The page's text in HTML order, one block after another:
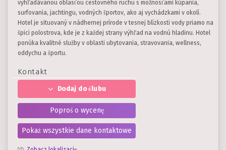
vyhľadávanou oblasťou cestovného ruchu s možnosťami kúpania,
surfovania, jachtingu, vodných športov, ako aj vychádzkami v okolí.
Hotel je situovaný v nádhernej prírode v tesnej blízkosti vody priamo na
špici polostrova, kde je z každej strany výhľad na vodnú hladinu. Hotel
ponúka kvalitné služby v oblasti ubytovania, stravovania, wellness,
oddychu a športu.
Kontakt
Dodaj do ślubu
Poproś o wycenę
Pokaż wszystkie dane kontaktowe